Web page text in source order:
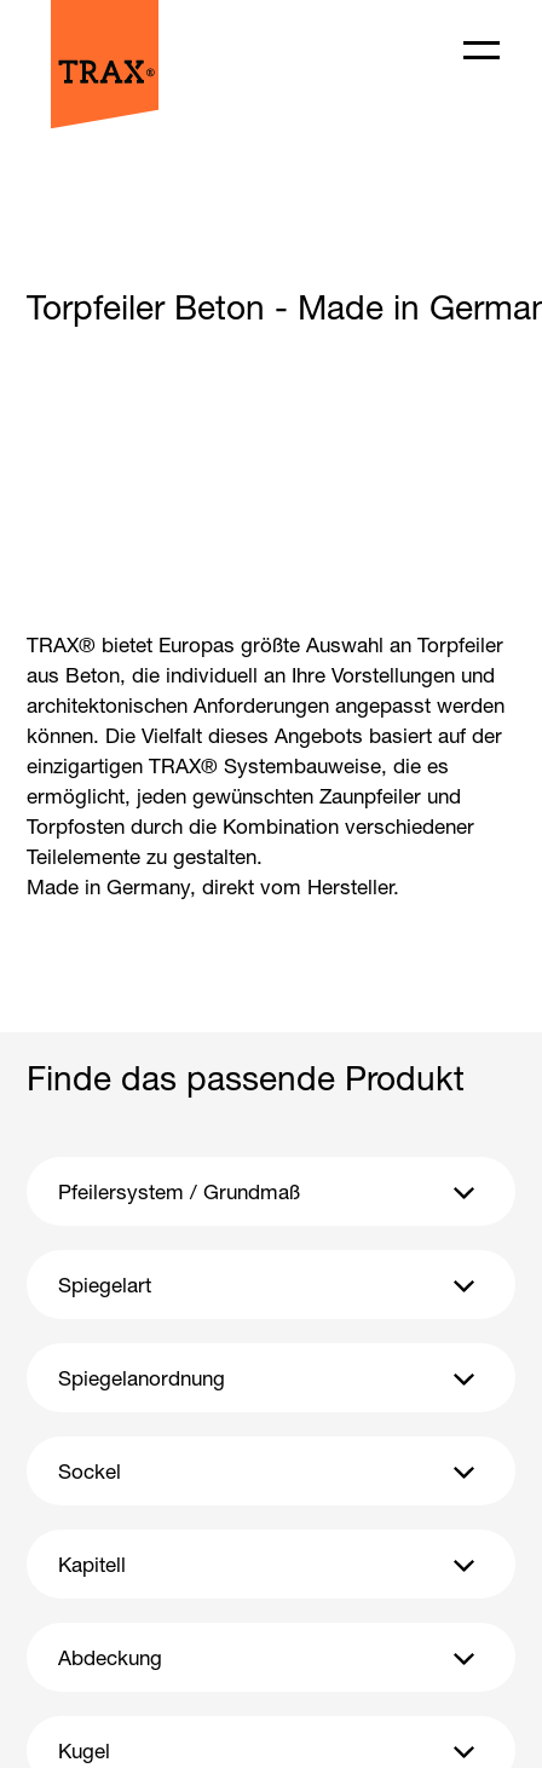
Torpfeiler Beton - Made in
TRAX® bietet Europas größte Auswahl an Torpfeiler
aus Beton, die individuell an Ihre Vorstellungen und
architektonischen Anforderungen angepasst werden
können. Die Vielfalt dieses Angebots basiert auf der
einzigartigen TRAX® Systembauweise, die es
ermöglicht, jeden gewünschten Zaunpfeiler und
Torpfosten durch die Kombination verschiedener
Teilelemente zu gestalten.
Made in Germany, direkt vom Hersteller.
Finde das passende Produkt